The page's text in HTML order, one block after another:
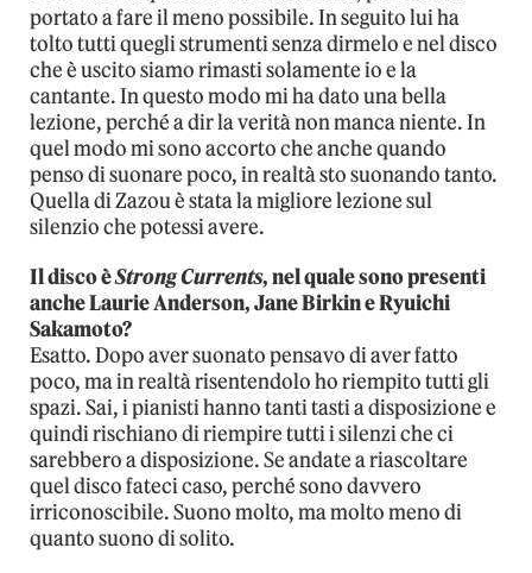
portato a fare il meno possibile. In seguito lui ha
tolto tutti quegli strumenti senza dirmelo e nel disco
che è uscito siamo rimasti solamente io e la
cantante. In questo modo mi ha dato una bella
lezione, perché a dir la verità non manca niente. In
quel modo mi sono accorto che anche quando
penso di suonare poco, in realtà sto suonando tanto.
Quella di Zazou è stata la migliore lezione sul
silenzio che potessi avere.
Il disco èStrong Currents, nel quale sono presenti
anche Laurie Anderson, Jane Birkin e Ryuichi
Sakamoto?
Esatto. Dopo aver suonato pensavo di aver fatto
poco, ma in realtà risentendolo ho riempito tutti gli
spazi. Sai, i pianisti hanno tanti tasti a disposizione e
quindi rischiano di riempire tutti i silenzi che ci
sarebbero a disposizione. Se andate a riascoltare
quel disco fateci caso, perché sono davvero
irriconoscibile. Suono molto, ma molto meno di
quanto suono di solito.